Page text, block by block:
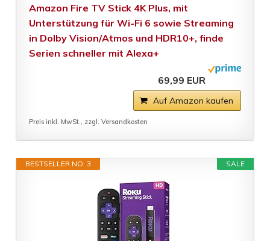
Amazon Fire TV Stick 4K Plus, mit
Unterstützung für Wi-Fi 6 sowie Streaming
in Dolby Vision/Atmos und HDR10+, finde
Serien schneller mit Alexa+
69,99 EUR
Auf Amazon kaufen
Preis inkl. MwSt., zzgl. Versandkosten
SALE
BESTSELLER NO. 3